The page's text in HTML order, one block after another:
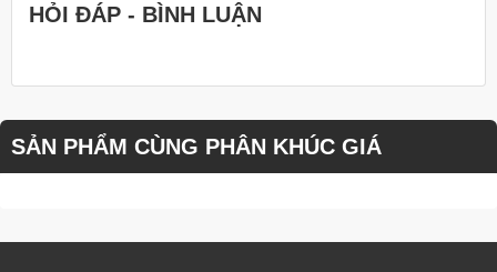
HỎI ĐÁP - BÌNH LUẬN
SẢN PHẨM CÙNG PHÂN KHÚC GIÁ